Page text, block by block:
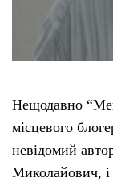
Нещодавно
місцевого
невідомий
Миколайович, і